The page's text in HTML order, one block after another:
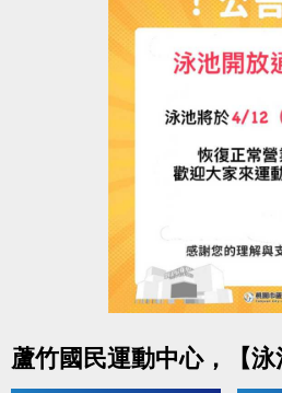
-洽詢專線：03-2639066 #115
https://www.lzsports.com.tw/
-FB : 桃園市蘆竹國民運動中心
蘆竹國民運動中心，【泳